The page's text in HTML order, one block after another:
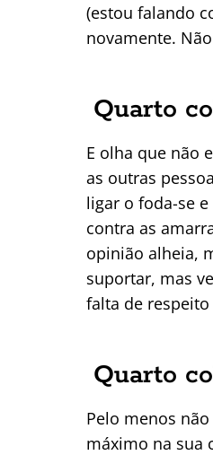
(estou falando
novamente.
Quarto
E olha que não
as outras
ligar o foda-se
contra as
opinião alheia,
suportar, mas
falta de
Quarto
Pelo menos
máximo na sua